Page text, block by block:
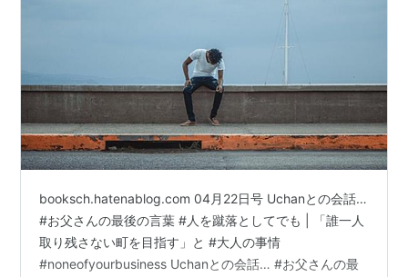
booksch.hatenablog.com 04月22日号 Uchanとの会話…
#お父さんの最後の言葉 #人を蹴落としてでも | 「誰一人
取り残さない町を目指す」と #大人の事情
#noneofyourbusiness Uchanとの会話… #お父さんの最